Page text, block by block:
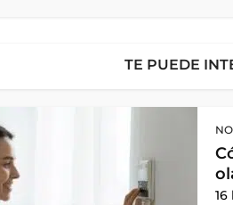
TE PUEDE
16